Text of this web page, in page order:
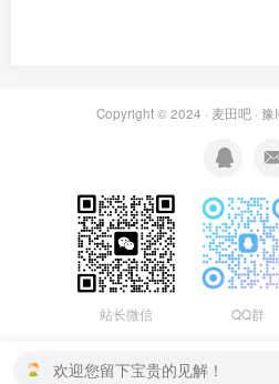
Copyright © 2024 · 麦田吧 · 豫
站长微信 QQ群
欢迎您留下宝贵的见解！